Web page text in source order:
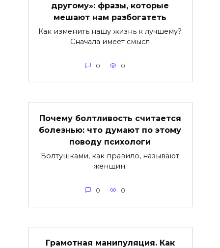
другому»: фразы, которые
мешают нам разбогатеть
Как изменить нашу жизнь к лучшему?
Сначала имеет смысл
0 0
Почему болтливость считается
болезнью: что думают по этому
поводу психологи
Болтушками, как правило, называют
женщин.
0 0
Грамотная манипуляция. Как